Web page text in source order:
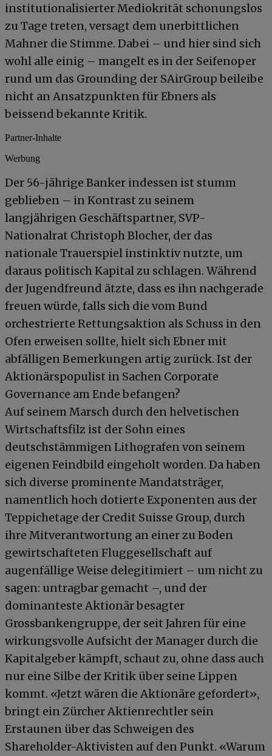
institutionalisierter Mediokrität schonungslos
zu Tage treten, versagt dem unerbittlichen
Mahner die Stimme. Dabei – und hier sind sich
wohl alle einig – mangelt es in der Seifenoper
rund um das Grounding der SAirGroup beileibe
nicht an Ansatzpunkten für Ebners als
beissend bekannte Kritik.
Partner-Inhalte
Werbung
Der 56-jährige Banker indessen ist stumm
geblieben – in Kontrast zu seinem
langjährigen Geschäftspartner, SVP-
Nationalrat Christoph Blocher, der das
nationale Trauerspiel instinktiv nutzte, um
daraus politisch Kapital zu schlagen. Während
der Jugendfreund ätzte, dass es ihn nachgerade
freuen würde, falls sich die vom Bund
orchestrierte Rettungsaktion als Schuss in den
Ofen erweisen sollte, hielt sich Ebner mit
abfälligen Bemerkungen artig zurück. Ist der
Aktionärspopulist in Sachen Corporate
Governance am Ende befangen?
Auf seinem Marsch durch den helvetischen
Wirtschaftsfilz ist der Sohn eines
deutschstämmigen Lithografen von seinem
eigenen Feindbild eingeholt worden. Da haben
sich diverse prominente Mandatsträger,
namentlich hoch dotierte Exponenten aus der
Teppichetage der Credit Suisse Group, durch
ihre Mitverantwortung an einer zu Boden
gewirtschafteten Fluggesellschaft auf
augenfällige Weise delegitimiert – um nicht zu
sagen: untragbar gemacht –, und der
dominanteste Aktionär besagter
Grossbankengruppe, der seit Jahren für eine
wirkungsvolle Aufsicht der Manager durch die
Kapitalgeber kämpft, schaut zu, ohne dass auch
nur eine Silbe der Kritik über seine Lippen
kommt. «Jetzt wären die Aktionäre gefordert»,
bringt ein Zürcher Aktienrechtler sein
Erstaunen über das Schweigen des
Shareholder-Aktivisten auf den Punkt. «Warum